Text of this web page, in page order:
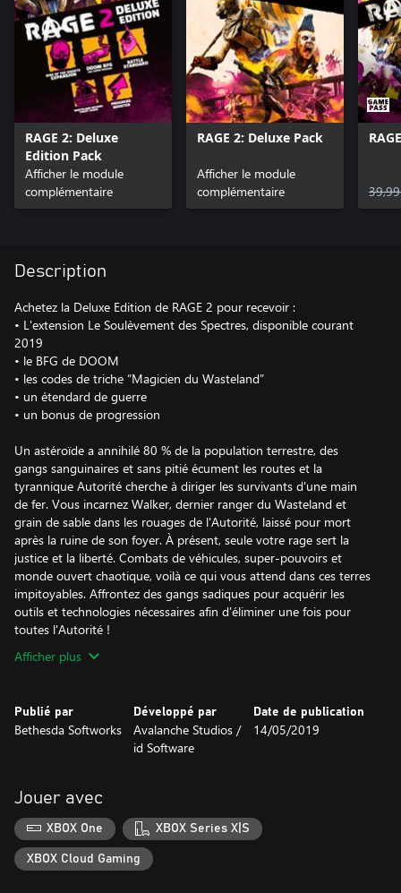
RAGE 2: Deluxe
Edition Pack
Afficher le module
complémentaire
RAGE 2: Deluxe Pack
Afficher le module
complémentaire
Description
Achetez la Deluxe Edition de RAGE 2 pour recevoir :
• L'extension Le Soulèvement des Spectres, disponible courant
2019
• le BFG de DOOM
• les codes de triche “Magicien du Wasteland”
• un étendard de guerre
• un bonus de progression
Un astéroïde a annihilé 80 % de la population terrestre, des
gangs sanguinaires et sans pitié écument les routes et la
tyrannique Autorité cherche à diriger les survivants d'une main
de fer. Vous incarnez Walker, dernier ranger du Wasteland et
grain de sable dans les rouages de l'Autorité, laissé pour mort
après la ruine de son foyer. À présent, seule votre rage sert la
justice et la liberté. Combats de véhicules, super-pouvoirs et
monde ouvert chaotique, voilà ce qui vous attend dans ces terres
impitoyables. Affrontez des gangs sadiques pour acquérir les
outils et technologies nécessaires afin d'éliminer une fois pour
toutes l'Autorité !
Afficher plus
Publié par
Bethesda Softworks
Développé par
Avalanche Studios /
id Software
Date de publication
14/05/2019
Jouer avec
XBOX One XBOX Series X|S
XBOX Cloud Gaming